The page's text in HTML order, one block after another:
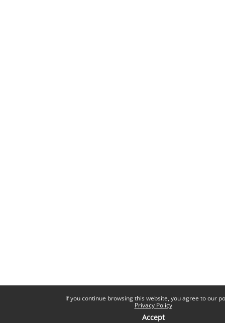
If you continue browsing this website, you agree to our
Privacy Policy
Accept